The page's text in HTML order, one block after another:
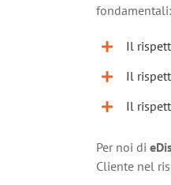
fondamentali:
Il
Il
Il
Per noi di
Cliente nel